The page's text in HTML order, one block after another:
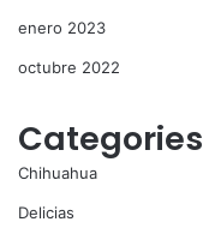
enero 2023
octubre 2022
Categories
Chihuahua
Delicias